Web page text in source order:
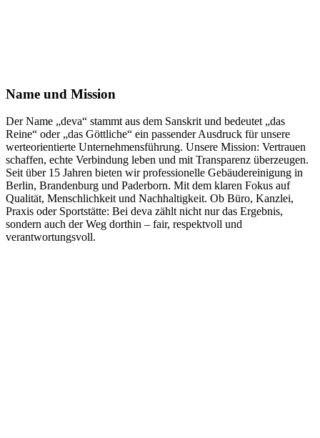
Name und Mission
Der Name „deva“ stammt aus dem Sanskrit und bedeutet „das
Reine“ oder „das Göttliche“ ein passender Ausdruck für unsere
werteorientierte Unternehmensführung. Unsere Mission: Vertrauen
schaffen, echte Verbindung leben und mit Transparenz überzeugen.
Seit über 15 Jahren bieten wir professionelle Gebäudereinigung in
Berlin, Brandenburg und Paderborn. Mit dem klaren Fokus auf
Qualität, Menschlichkeit und Nachhaltigkeit. Ob Büro, Kanzlei,
Praxis oder Sportstätte: Bei deva zählt nicht nur das Ergebnis,
sondern auch der Weg dorthin – fair, respektvoll und
verantwortungsvoll.